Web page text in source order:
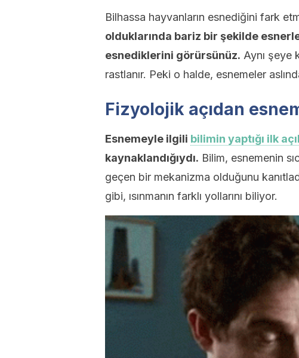
Bilhassa hayvanların esnediğini fark
olduklarında bariz bir şekilde
esnediklerini görürsünüz. Aynı şeye
rastlanır. Peki o halde, esnemeler
Fizyolojik açıdan
Esnemeyle ilgili bilimin yaptığı ilk
kaynaklandığıydı. Bilim, esnemenin
geçen bir mekanizma olduğunu
gibi, ısınmanın farklı yollarını biliyor.